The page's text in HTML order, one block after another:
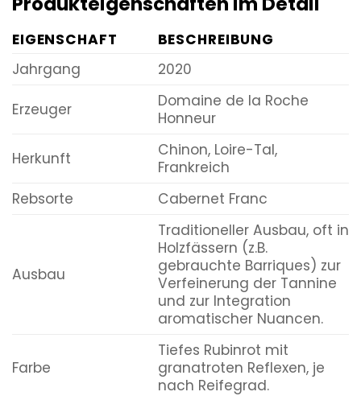
EIGENSCHAFT
BESCHREIBUNG
Jahrgang
2020
Erzeuger
Domaine de la Roche
Honneur
Herkunft
Chinon, Loire-Tal,
Frankreich
Rebsorte
Cabernet Franc
Ausbau
Traditioneller Ausbau, oft in
Holzfässern (z.B.
gebrauchte Barriques) zur
Verfeinerung der Tannine
und zur Integration
aromatischer Nuancen.
Farbe
Tiefes Rubinrot mit
granatroten Reflexen, je
nach Reifegrad.